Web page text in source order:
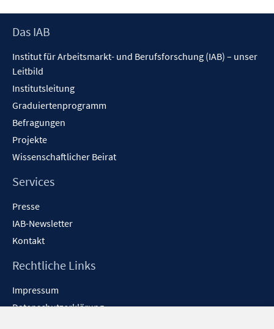
Footer
Das IAB
Institut für Arbeitsmarkt- und Berufsforschung (IAB) – unser
Leitbild
Institutsleitung
Graduiertenprogramm
Befragungen
Projekte
Wissenschaftlicher Beirat
Services
Presse
IAB-Newsletter
Kontakt
Rechtliche Links
Impressum
Datenschutzerklärung